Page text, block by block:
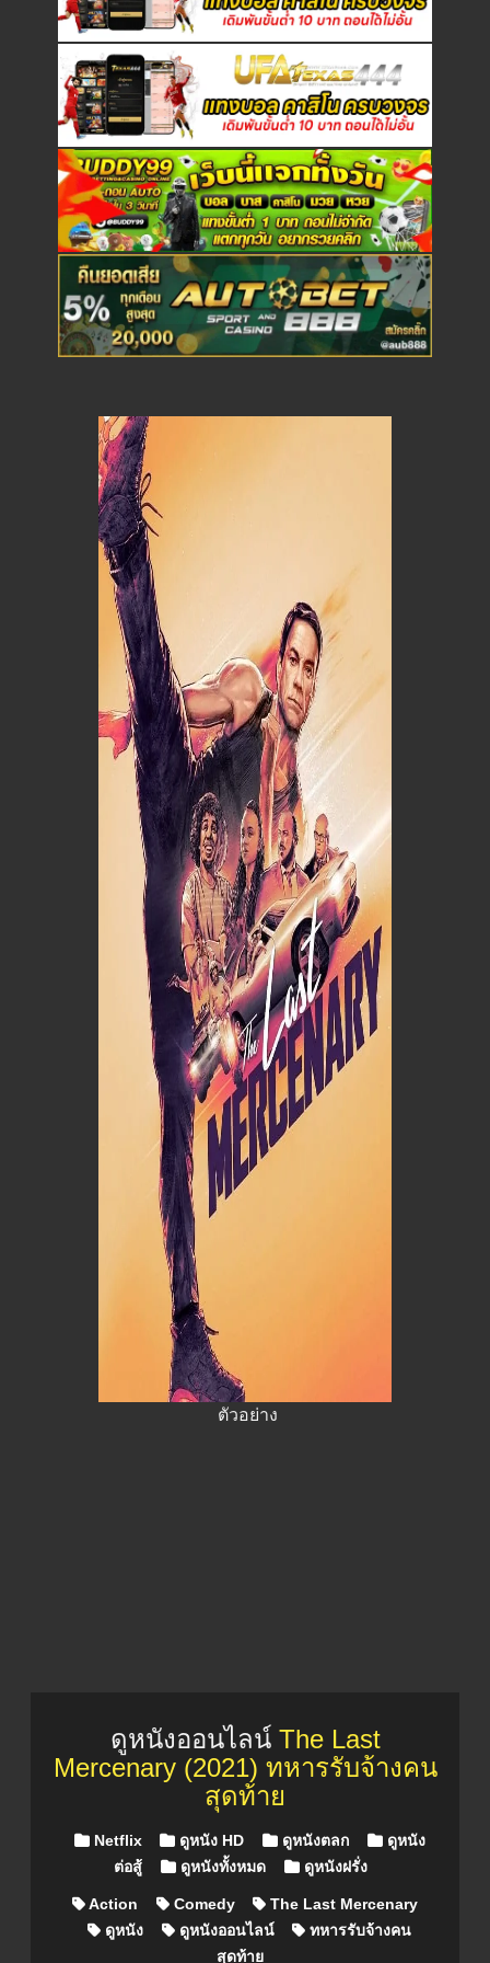
ตัวอย่าง
ดูหนังออนไลน์ The Last
Mercenary (2021) ทหารรับจ้างคน
สุดท้าย
Posted in
Netflix ดูหนัง HD ดูหนังตลก
ดูหนัง
ต่อสู้
ดูหนังทั้งหมด ดูหนังฝรั่ง
Action Comedy
The Last Mercenary
ดูหนัง
ดูหนังออนไลน์
ทหารรับจ้างคน
สุดท้าย